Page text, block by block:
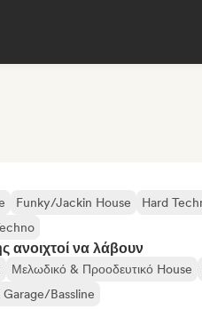
Funky/Jackin House Hard
ανοιχτοί να λάβουν
Μελωδικό & Προοδευτικό House
Garage/Bassline